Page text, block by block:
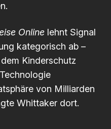
Online lehnt Signal
kategorisch ab –
Kinderschutz
von Milliarden
Whittaker dort.